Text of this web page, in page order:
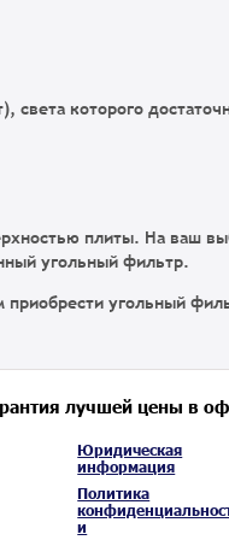
которого
плиты. На ваш
угольный фильтр.
угольный
лучшей цены в
Юридическая
информация
Политика
и